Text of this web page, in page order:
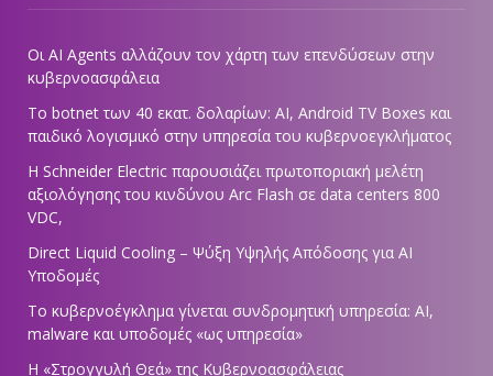
Οι AI Agents αλλάζουν τον χάρτη των επενδύσεων στην
κυβερνοασφάλεια
Το botnet των 40 εκατ. δολαρίων: AI, Android TV Boxes και
παιδικό λογισμικό στην υπηρεσία του κυβερνοεγκλήματος
Η Schneider Electric παρουσιάζει πρωτοποριακή μελέτη
αξιολόγησης του κινδύνου Arc Flash σε data centers 800
VDC,
Direct Liquid Cooling – Ψύξη Υψηλής Απόδοσης για AI
Υποδομές
Το κυβερνοέγκλημα γίνεται συνδρομητική υπηρεσία: AI,
malware και υποδομές «ως υπηρεσία»
Η «Στρογγυλή Θεά» της Κυβερνοασφάλειας